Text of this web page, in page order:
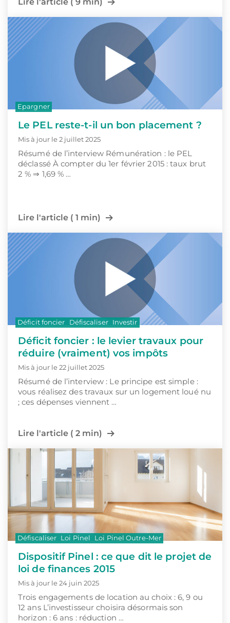
Le PEL reste-t-il un bon placement ?
Mis à jour le 2 juillet 2025
Résumé de l’interview Rémunération : le PEL
déclassé À compter du 1er février 2015 : taux brut
2 % ⇒ 1,69 % …
Lire l'article ( 1 min)
Epargner
Déficit foncier : le levier travaux pour
réduire (vraiment) vos impôts
Mis à jour le 22 juillet 2025
Résumé de l’interview : Le principe est simple :
vous réalisez des travaux sur un logement loué nu
; ces dépenses viennent …
Lire l'article ( 2 min)
Déficit foncier Défiscaliser Investir
Dispositif Pinel : ce que dit le projet de
loi de finances 2015
Mis à jour le 24 juin 2025
Trois engagements de location au choix : 6, 9 ou
12 ans L’investisseur choisira désormais son
horizon : 6 ans : réduction …
Défiscaliser Loi Pinel Loi Pinel Outre-Mer